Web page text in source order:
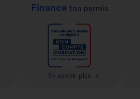
Financeton permis
En savoir plus >